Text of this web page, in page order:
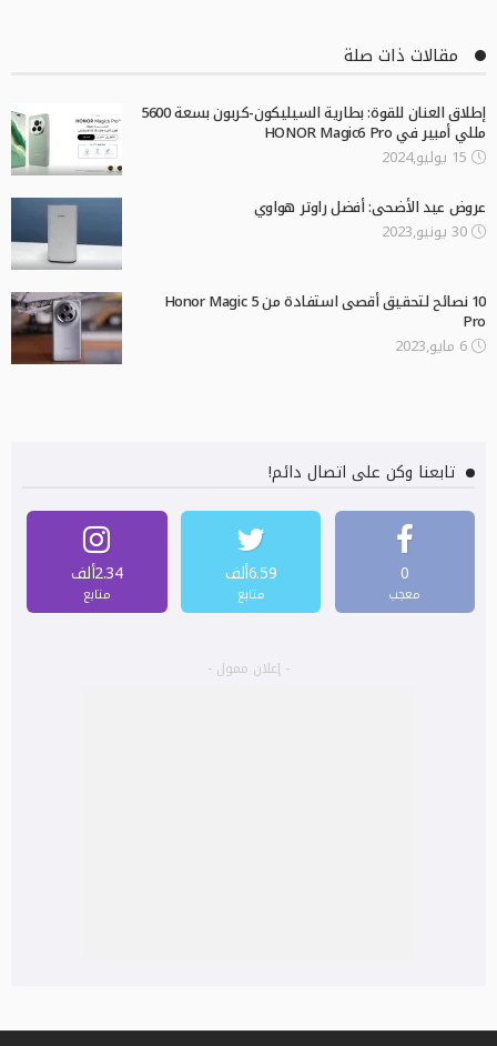
مقالات ذات صلة
إطلاق العنان للقوة: بطارية السيليكون-كربون بسعة 5600
مللي أمبير في HONOR Magic6 Pro
15 يوليو,2024
عروض عيد الأضحى: أفضل راوتر هواوي
30 يونيو,2023
10 نصائح لتحقيق أقصى استفادة من Honor Magic 5
Pro
6 مايو,2023
تابعنا وكن على اتصال دائم!
0
معجب
6.59ألف
متابع
2.34ألف
متابع
- إعلان ممول -